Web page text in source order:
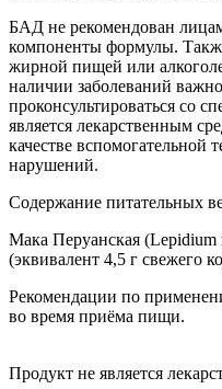
БАД не рекомендован
компоненты формулы.
жирной пищей или
наличии заболеваний
проконсультироваться со
является лекарственным
качестве вспомогательной
нарушений.
Содержание питательных
Мака Перуанская (Lepidium
(эквивалент 4,5 г свежего
Рекомендации по
во время приёма пищи.
Продукт не является